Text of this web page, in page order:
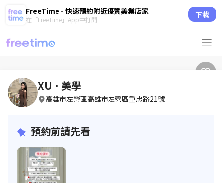
FreeTime - 快速預約附近優質美業店家
在「FreeTime」App中打開 下載
XU•美學
高雄市左營區高雄市左營區重忠路21號
預約前請先看